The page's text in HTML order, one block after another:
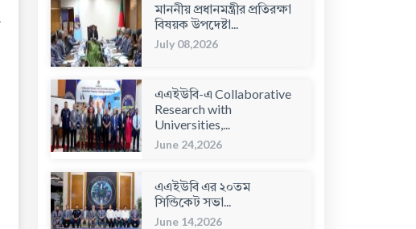
মাননীয় প্রধানমন্ত্রীর প্রতিরক্ষা
বিষয়ক উপদেষ্টা...
July 08,2026
এএইউবি-এ Collaborative
Research with
Universities,...
June 24,2026
এএইউবি এর ২০তম
সিন্ডিকেট সভা...
June 14,2026